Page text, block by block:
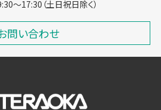
～17:30（土日祝日除く）
問い合わせ